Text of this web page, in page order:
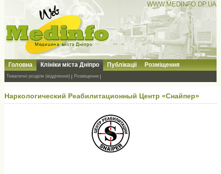
WWW.MEDINFO.DP.UA
Головна Клініки міста Дніпро Публікації Розміщення
Тематичні розділи (відділення) Розміщення
Наркологический Реабилитационный Центр «Снайпер»